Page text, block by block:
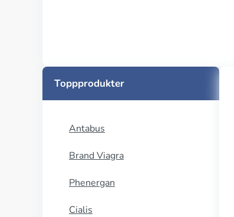
Toppprodukter
Antabus
Brand Viagra
Phenergan
Cialis